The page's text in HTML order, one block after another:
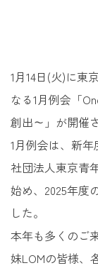
1月14日(火)に東
なる1月例会「
創出～」が開催
1月例会は、新
社団法人東京青
始め、2025年度
した。
本年も多くのご
妹LOMの皆様、